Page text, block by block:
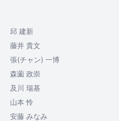
邱 建新
藤井 貴文
張(チャン) 一博
森薗 政崇
及川 瑞基
山本 怜
安藤 みなみ